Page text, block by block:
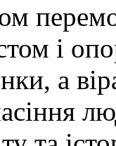
і
а